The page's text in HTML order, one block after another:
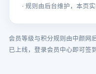
· 规则由后台维护，本页
会员等级与积分规则由中颜网
已上线，登录会员中心即可签